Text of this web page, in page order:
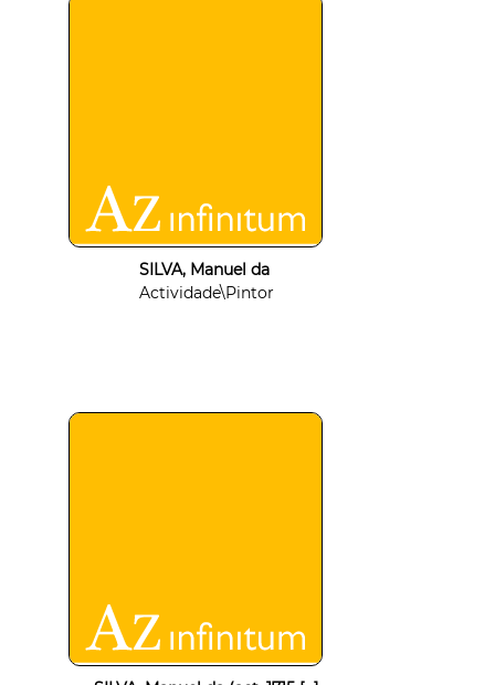
SILVA, Manuel da
Actividade\Pintor